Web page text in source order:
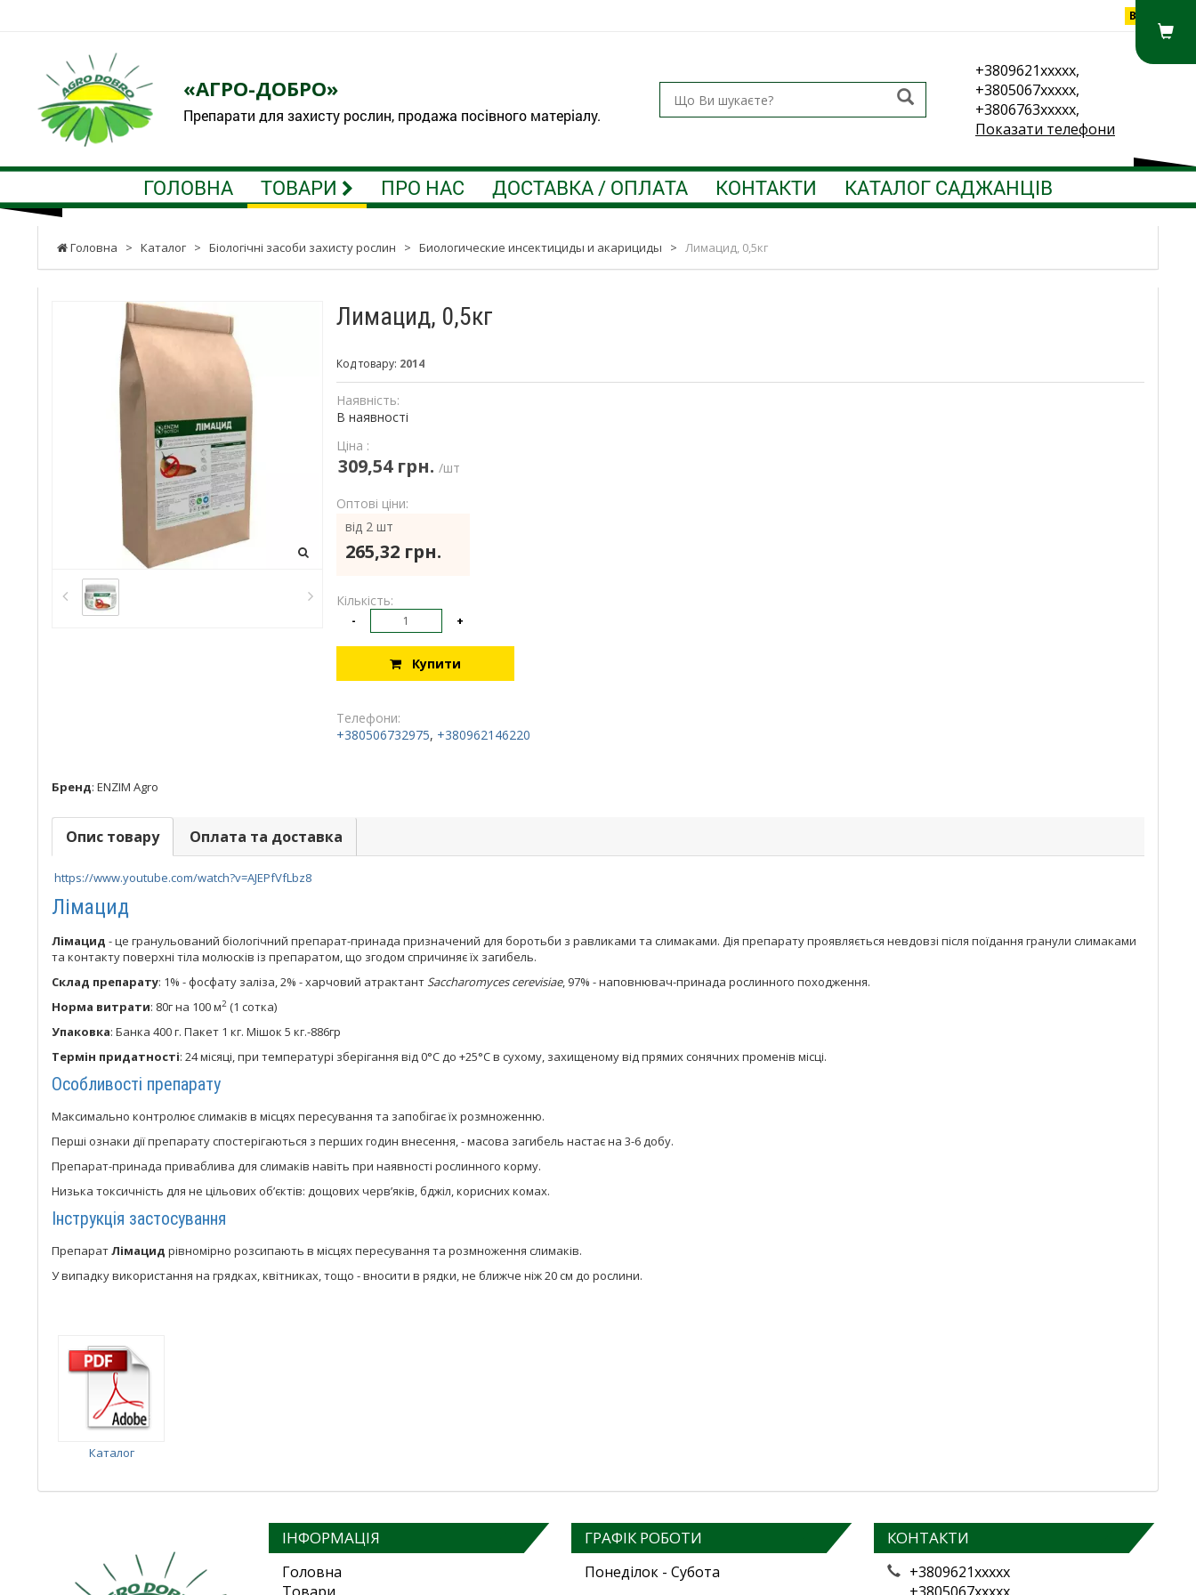
Вхід
«АГРО-ДОБРО»
Препарати для захисту рослин, продажа посівного матеріалу.
+3809621xxxxx,
+3805067xxxxx,
+3806763xxxxx,
Показати телефони
ГОЛОВНА ТОВАРИ ПРО НАС ДОСТАВКА / ОПЛАТА КОНТАКТИ КАТАЛОГ САДЖАНЦІВ
Головна > Каталог > Біологічні засоби захисту рослин > Биологические инсектициды и акарициды > Лимацид, 0,5кг
Лимацид, 0,5кг
Код товару: 2014
Наявність:
В наявності
Ціна :
309,54 грн. /шт
Оптові ціни:
від 2 шт
265,32 грн.
Кількість:
- +
Купити
Телефони:
+380506732975, +380962146220
Бренд: ENZIM Agro
Опис товару Оплата та доставка
https://www.youtube.com/watch?v=AJEPfVfLbz8
Лімацид
Лімацид - це гранульований біологічний препарат-принада призначений для боротьби з равликами та слимаками. Дія препарату проявляється невдовзі після поїдання гранули слимаками
та контакту поверхні тіла молюсків із препаратом, що згодом спричиняє їх загибель.
Склад препарату: 1% - фосфату заліза, 2% - харчовий атрактантSaccharomyces cerevisiae, 97% - наповнювач-принада рослинного походження.
Норма витрати: 80г на 100 м2 (1 сотка)
Упаковка: Банка 400 г. Пакет 1 кг. Мішок 5 кг.-886гр
Термін придатності: 24 місяці, при температурі зберігання від 0°С до +25°С в сухому, захищеному від прямих сонячних променів місці.
Особливості препарату
Максимально контролює слимаків в місцях пересування та запобігає їх розмноженню.
Перші ознаки дії препарату спостерігаються з перших годин внесення, - масова загибель настає на 3-6 добу.
Препарат-принада приваблива для слимаків навіть при наявності рослинного корму.
Низька токсичність для не цільових об’єктів: дощових черв’яків, бджіл, корисних комах.
Інструкція застосування
ПрепаратЛімацид рівномірно розсипають в місцях пересування та розмноження слимаків.
У випадку використання на грядках, квітниках, тощо - вносити в рядки, не ближче ніж 20 см до рослини.
Каталог
ІНФОРМАЦІЯ
Головна
ГРАФІК РОБОТИ
Понеділок - Субота
КОНТАКТИ
+3809621xxxxx